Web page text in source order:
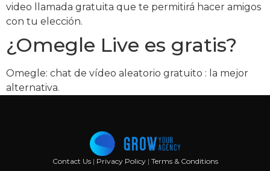
video llamada gratuita que te permitirá hacer amigos
con tu elección.
¿Omegle Live es gratis?
Omegle: chat de vídeo aleatorio gratuito : la mejor
alternativa.
Contact Us | Privacy Policy| Terms & Conditions